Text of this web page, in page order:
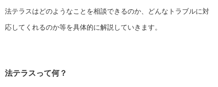
法テラスはどのようなことを相談できるのか、どんなトラブルに対
応してくれるのか等を具体的に解説していきます。
法テラスって何？